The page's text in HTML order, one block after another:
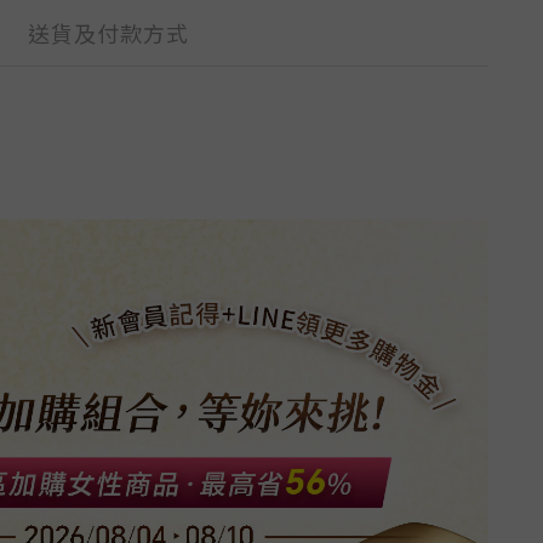
送貨及付款方式